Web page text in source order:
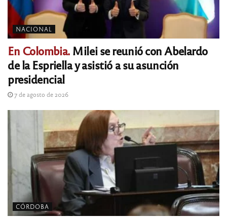
NACIONAL
En Colombia.Milei se reunió con Abelardo
de la Espriella y asistió a su asunción
presidencial
7 de agosto de 2026
CÓRDOBA